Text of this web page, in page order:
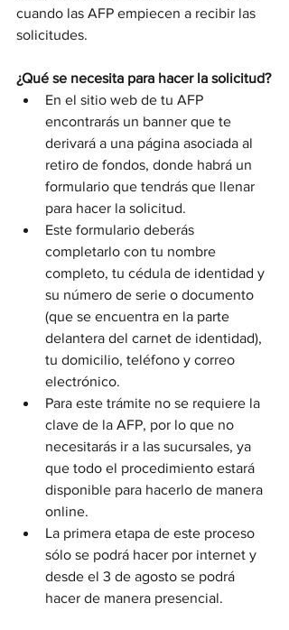
cuando las AFP empiecen a recibir las
solicitudes.
¿Qué se necesita para hacer la solicitud?
En el sitio web de tu AFP
encontrarás un banner que te
derivará a una página asociada al
retiro de fondos, donde habrá un
formulario que tendrás que llenar
para hacer la solicitud.
Este formulario deberás
completarlo con tu nombre
completo, tu cédula de identidad y
su número de serie o documento
(que se encuentra en la parte
delantera del carnet de identidad),
tu domicilio, teléfono y correo
electrónico.
Para este trámite no se requiere la
clave de la AFP, por lo que no
necesitarás ir a las sucursales, ya
que todo el procedimiento estará
disponible para hacerlo de manera
online.
La primera etapa de este proceso
sólo se podrá hacer por internet y
desde el 3 de agosto se podrá
hacer de manera presencial.